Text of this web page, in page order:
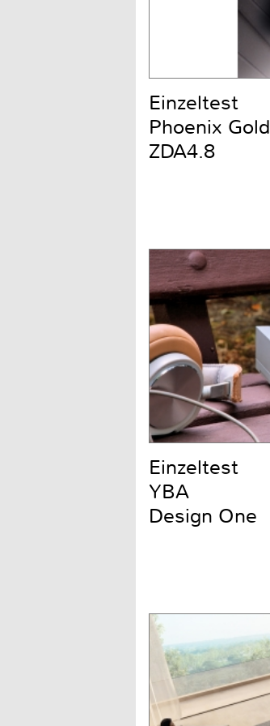
Einzeltest
Phoenix Gold
ZDA4.8
Einzeltest
YBA
Design One